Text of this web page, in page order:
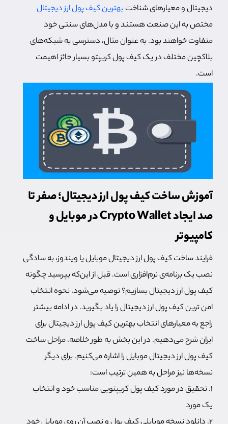
دیجیتال و معیارهای شناخت بهترین کیف پول ارز دیجیتال
مختص به این صنعت هستند و با مدل‌های سنتی خود
متفاوت خواهند بود. به عنوان مثال، دسترسی به شبکه‌های
بلاکچین مختلف در یک کیف پول کریپتو بسیار حائز اهیمت
است.
آموزش ساخت کیف پول ارز دیجیتال؛ صفر تا
صد ایجاد Crypto Wallet در موبایل و
کامپیوتر
فرایند ساخت کیف پول ارز دیجیتال موبایل یا ویندوز، به سادگی
نصب یک برنامه‌‌ی نرم‌افزاری است. قبل از این‌که بپرسید چگونه
کیف پول ارز دیجیتال بسازیم؟ توصیه می‌شود، نحوه انتخاب
امن ترین کیف پول ارز دیجیتال را یاد بگیرید. در ادامه بیشتر
راجع به معیارهای انتخاب بهترین کیف پول ارز دیجیتال برای
ایران شرح می‌دهیم. در این بخش به طور خلاصه، مراحل ساخت
کیف پول ارز دیجیتال موبایل را اشاره می‌کنیم. برای دیگر
نسخه‌ها نیز مراحل به همین ترتیب است:
۱. تحقیق در مورد کیف پول کریپتویی مناسب خود و انتخاب
یک مورد